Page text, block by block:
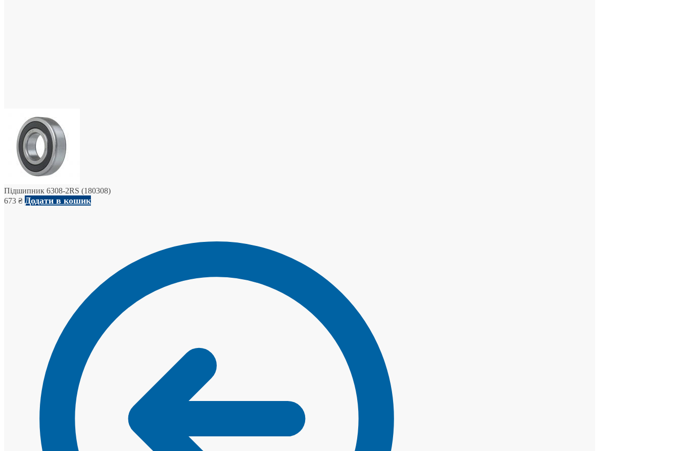
Підшипник 6308-2RS (180308)
673 ₴ Додати в кошик